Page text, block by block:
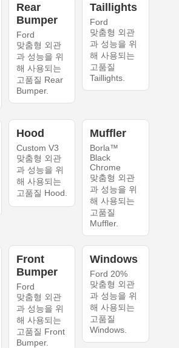
Rear
Bumper
Ford
맞춤형 외관
과 성능을 위
해 사용되는
고품질 Rear
Bumper.
Taillights
Ford
맞춤형 외관
과 성능을 위
해 사용되는
고품질
Taillights.
Hood
Custom V3
맞춤형 외관
과 성능을 위
해 사용되는
고품질 Hood.
Muffler
Borla™
Black
Chrome
맞춤형 외관
과 성능을 위
해 사용되는
고품질
Muffler.
Front
Bumper
Ford
맞춤형 외관
과 성능을 위
해 사용되는
고품질 Front
Bumper.
Windows
Ford 20%
맞춤형 외관
과 성능을 위
해 사용되는
고품질
Windows.